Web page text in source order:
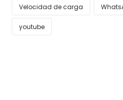
Velocidad de carga
youtube